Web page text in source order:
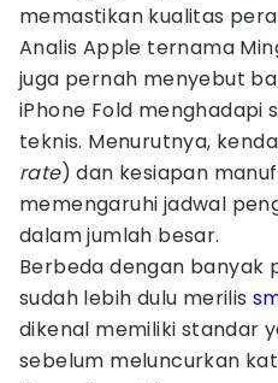
memastikan kualitas
Analis Apple ternama
juga pernah menyebut
iPhone Fold menghadapi
teknis. Menurutnya,
rate) dan kesiapan
memengaruhi jadwal
dalam jumlah besar.
Berbeda dengan banyak
sudah lebih dulu merilis
dikenal memiliki standar
sebelum meluncurkan